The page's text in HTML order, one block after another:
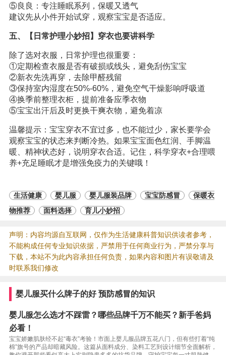
⑤良良：专注睡眠系列，保暖又透气
建议先从小件开始试穿，观察宝宝是否适应。
五、【日常护理小妙招】穿衣也要讲科学
除了选对衣服，日常护理也很重要：
①定期检查衣服是否有破损或线头，避免刮伤宝宝
②新衣先洗再穿，去除甲醛残留
③保持室内湿度在50%-60%，避免空气干燥影响呼吸道
④换季前整理衣柜，提前准备应季衣物
⑤宝宝出汗后及时更换干爽衣物，避免着凉
温馨提示：宝宝穿衣不宜过多，也不能过少，家长要学会
观察宝宝的状态来判断冷热。如果宝宝面色红润、手脚温
暖、精神状态好，说明穿衣合适。记住，科学穿衣+合理喂
养+充足睡眠才是增强免疫力的关键哦！
生活健康 婴儿服 婴儿服装品牌 宝宝防感冒
保暖衣
物推荐
面料选择 育儿小妙招
声明：内容均源自互联网，仅作为生活健康科普知识供读者参考，
不能构成任何专业知识依据，严禁用于任何商业行为，严禁分享与
下载，本站不为此内容承担任何负责，如果内容和图片有误敬请及
时联系我们修改
婴儿服买什么牌子的好 预防感冒的知识
婴儿服怎么选才不踩雷？哪些品牌千万不能买？新手爸妈
必看！
宝宝娇嫩肌肤经不起“毒衣”考验！市面上婴儿服品牌五花八门，但有些打着“纯
棉”旗号的产品却暗藏风险。这篇从面料成分、染料工艺到设计细节全面解析，